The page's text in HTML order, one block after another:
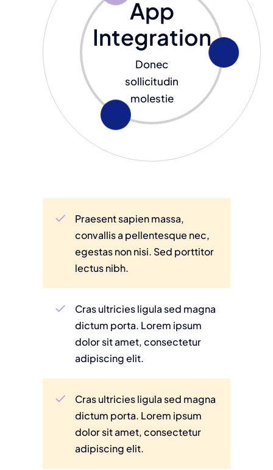
App
Integration
Donec
sollicitudin
molestie
Praesent sapien massa,
convallis a pellentesque nec,
egestas non nisi. Sed porttitor
lectus nibh.
Cras ultricies ligula sed magna
dictum porta. Lorem ipsum
dolor sit amet, consectetur
adipiscing elit.
Cras ultricies ligula sed magna
dictum porta. Lorem ipsum
dolor sit amet, consectetur
adipiscing elit.